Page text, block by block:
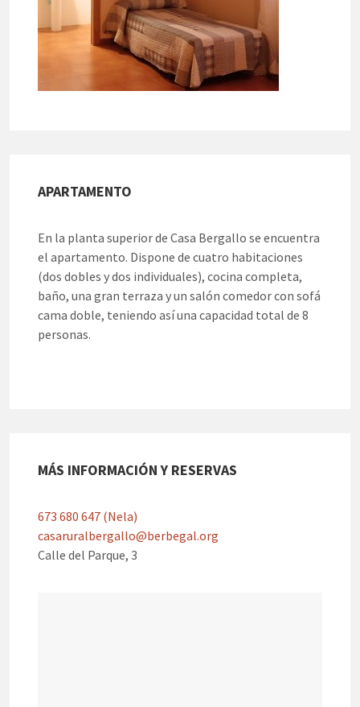
APARTAMENTO
En la planta superior de Casa Bergallo se encuentra
el apartamento. Dispone de cuatro habitaciones
(dos dobles y dos individuales), cocina completa,
baño, una gran terraza y un salón comedor con sofá
cama doble, teniendo así una capacidad total de 8
personas.
MÁS INFORMACIÓN Y RESERVAS
673 680 647 (Nela)
casaruralbergallo@berbegal.org
Calle del Parque, 3